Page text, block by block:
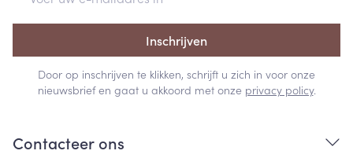
Inschrijven
Door op inschrijven te klikken, schrijft u zich in voor onze
nieuwsbrief en gaat u akkoord met onze privacy policy.
Contacteer ons